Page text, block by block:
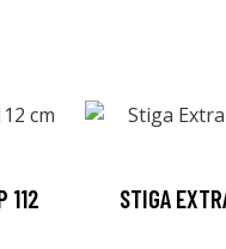
112
STIGA